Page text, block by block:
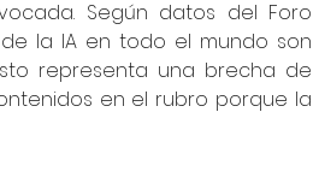
Según datos del Foro
de la IA en todo el mundo son
representa una brecha de
en el rubro porque la